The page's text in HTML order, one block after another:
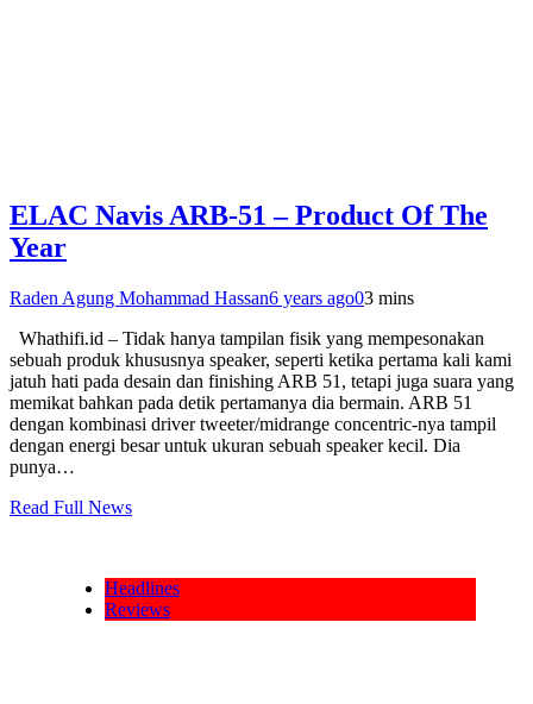
ELAC Navis ARB-51 – Product Of The
Year
Raden Agung Mohammad Hassan6 years ago03 mins
Whathifi.id – Tidak hanya tampilan fisik yang mempesonakan
sebuah produk khususnya speaker, seperti ketika pertama kali kami
jatuh hati pada desain dan finishing ARB 51, tetapi juga suara yang
memikat bahkan pada detik pertamanya dia bermain. ARB 51
dengan kombinasi driver tweeter/midrange concentric-nya tampil
dengan energi besar untuk ukuran sebuah speaker kecil. Dia
punya…
Read Full News
Headlines
Reviews